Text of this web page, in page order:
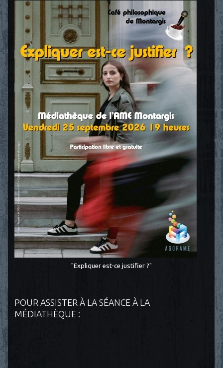
"Expliquer est-ce justifier ?"
POUR ASSISTER À LA SÉANCE À LA
MÉDIATHÈQUE :